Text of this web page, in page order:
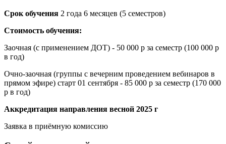
Срок обучения 2 года 6 месяцев (5 семестров)
Стоимость обучения:
Заочная (с применением ДОТ) - 50 000 р за семестр (100 000 р
в год)
Очно-заочная (группы с вечерним проведением вебинаров в
прямом эфире) старт 01 сентября - 85 000 р за семестр (170 000
р в год)
Аккредитация направления весной 2025 г
Заявка в приёмную комиссию